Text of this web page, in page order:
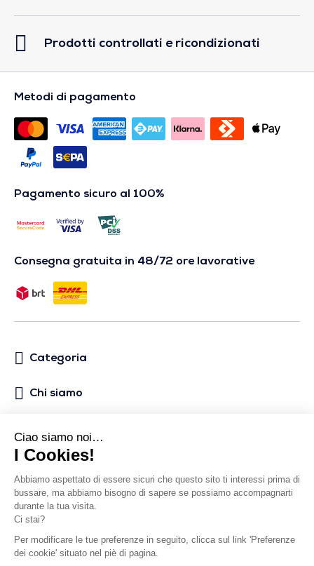
Prodotti controllati e ricondizionati
Metodi di pagamento
Pagamento sicuro al 100%
Consegna gratuita in 48/72 ore lavorative
Categoria
Chi siamo
Social media